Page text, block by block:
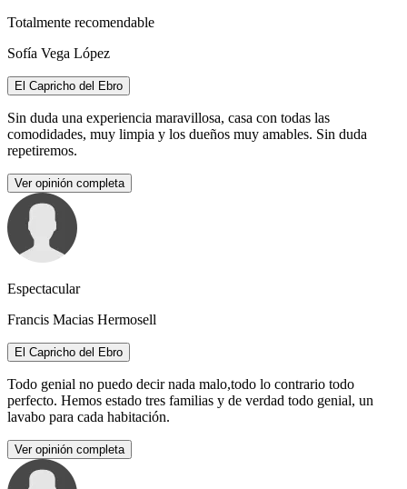
Totalmente recomendable
Sofía Vega López
El Capricho del Ebro
Sin duda una experiencia maravillosa, casa con todas las
comodidades, muy limpia y los dueños muy amables. Sin duda
repetiremos.
Ver opinión completa
Espectacular
Francis Macias Hermosell
El Capricho del Ebro
Todo genial no puedo decir nada malo,todo lo contrario todo
perfecto. Hemos estado tres familias y de verdad todo genial, un
lavabo para cada habitación.
Ver opinión completa